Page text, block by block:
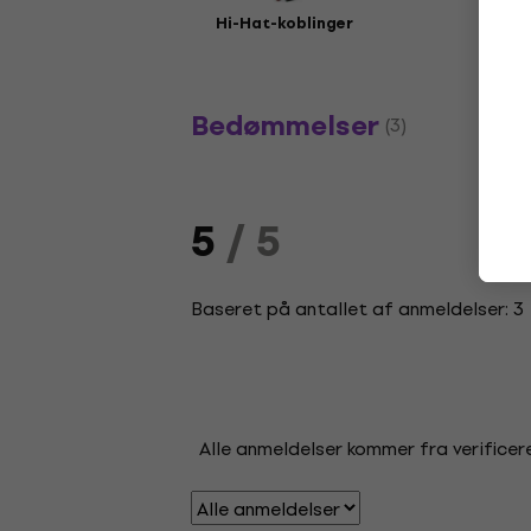
Hi-Hat-koblinger
Bedømmelser (3)
5/ 5
Baseret på antallet af anmeldelser: 3
Alle anmeldelser kommer fra